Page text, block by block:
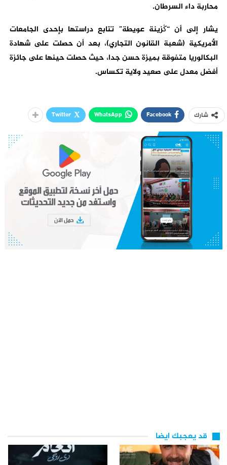
محاربة داء السرطان.
يشار إلى أن “ڭزينة عويطة” تتابع دراستها بإحدى الجامعات
الأمريكية (شعبة القانون التجاري)، بعد أن حصلت على شهادة
البكالوريا متفوقة بميزة حسن جدا، حيث حصلت حينها على جائزة
أفضل معدل على صعيد ولاية تكساس.
شارك Facebook
WhatsApp
Twitter
قد يعجبك ايضا